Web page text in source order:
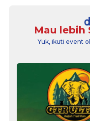
Mau lebih
Yuk, ikuti event